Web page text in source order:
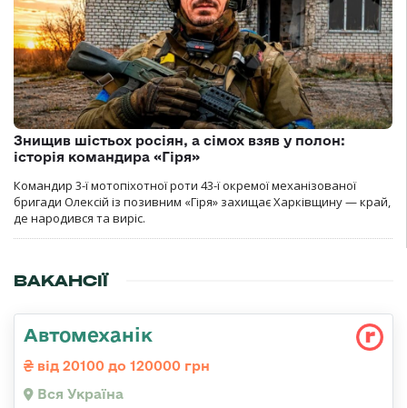
Знищив шістьох росіян, а сімох взяв у полон:
історія командира «Гіря»
Командир 3-ї мотопіхотної роти 43-ї окремої механізованої
бригади Олексій із позивним «Гіря» захищає Харківщину — край,
де народився та виріс.
ВАКАНСІЇ
Автомеханік
від 20100 до 120000 грн
Вся Україна